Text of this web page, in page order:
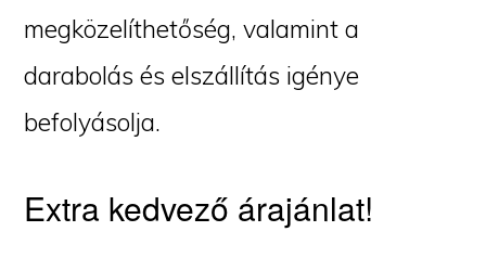
megközelíthetőség, valamint a
darabolás és elszállítás igénye
befolyásolja.
Extra kedvező árajánlat!